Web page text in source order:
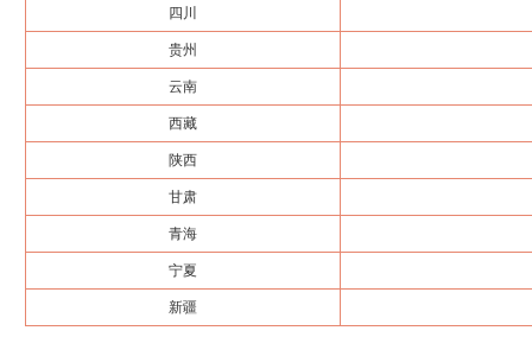
四川
贵州
云南
西藏
陕西
甘肃
青海
宁夏
新疆